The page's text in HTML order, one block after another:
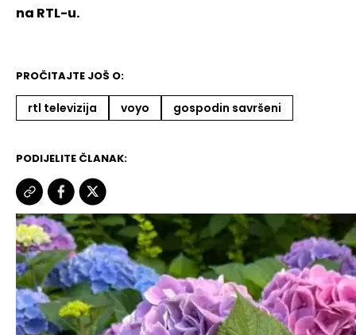
na RTL-u.
PROČITAJTE JOŠ O:
rtl televizija voyo gospodin savršeni
PODIJELITE ČLANAK: